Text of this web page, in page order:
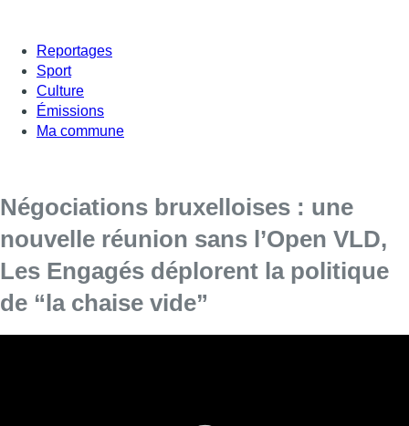
Reportages
Sport
Culture
Émissions
Ma commune
Négociations bruxelloises : une
nouvelle réunion sans l’Open VLD,
Les Engagés déplorent la politique
de “la chaise vide”